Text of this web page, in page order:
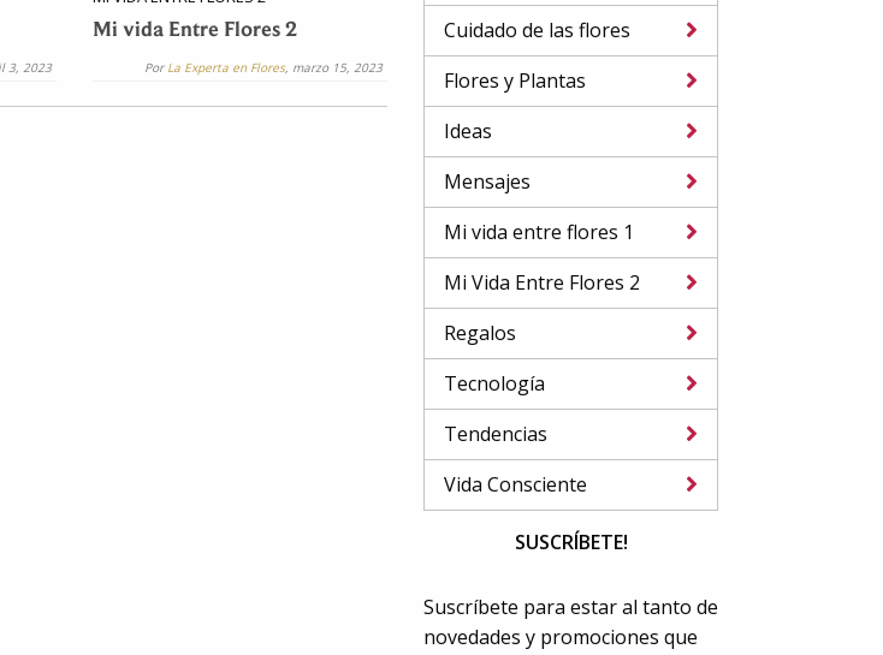
3, 2023
Mi vida Entre Flores 2
Por La Experta en Flores, marzo 15, 2023
Cuidado de las flores
Flores y Plantas
Ideas
Mensajes
Mi vida entre flores 1
Mi Vida Entre Flores 2
Regalos
Tecnología
Tendencias
Vida Consciente
SUSCRÍBETE!
Suscríbete para estar al tanto de
novedades y promociones que